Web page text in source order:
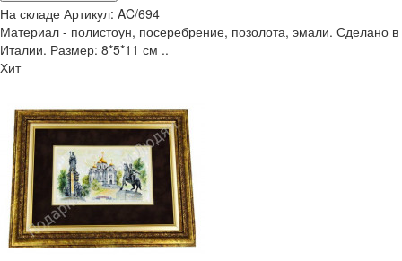
На складе Артикул: AC/694
Материал - полистоун, посеребрение, позолота, эмали. Сделано в
Италии. Размер: 8*5*11 см ..
Хит